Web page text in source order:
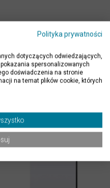
Polityka prywatności
dotyczących odwiedzających,
spersonalizowanych
doświadczenia na stronie
na temat plików cookie, których